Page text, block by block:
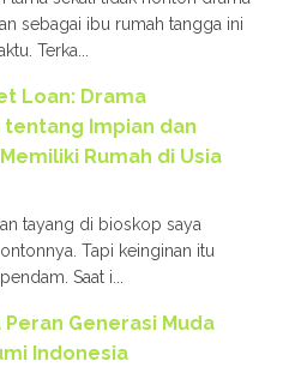
sebagai ibu rumah tangga ini
Terka...
Loan: Drama
tentang Impian dan
Rumah di Usia
tayang di bioskop saya
Tapi keinginan itu
Saat i...
Generasi Muda
Indonesia